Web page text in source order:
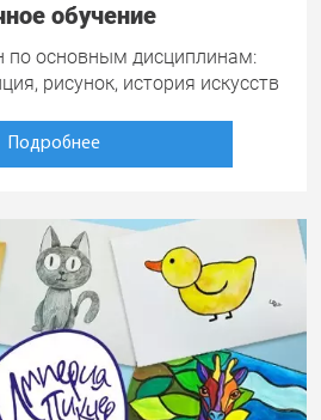
обучение
по основным дисциплинам:
рисунок, история искусств
Подробнее